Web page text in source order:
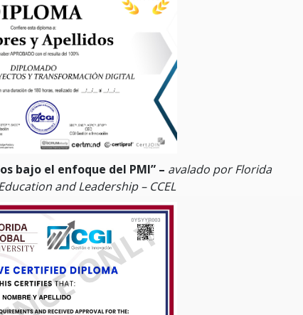
bajo el enfoque del PMI” – avalado por Florida
and Leadership – CCEL